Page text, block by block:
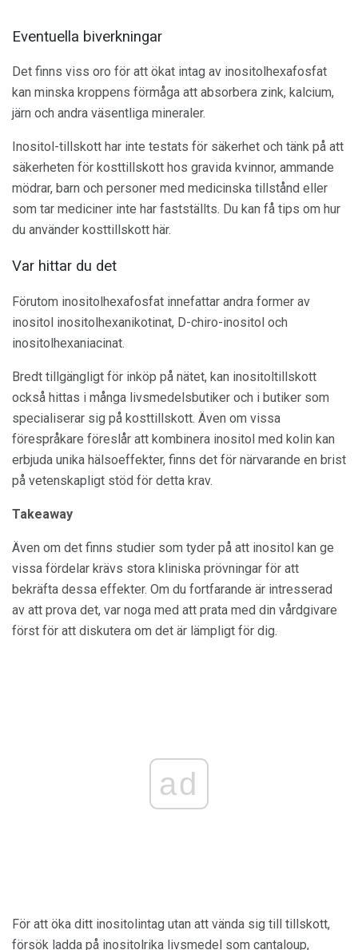
Eventuella biverkningar
Det finns viss oro för att ökat intag av inositolhexafosfat
kan minska kroppens förmåga att absorbera zink, kalcium,
järn och andra väsentliga mineraler.
Inositol-tillskott har inte testats för säkerhet och tänk på att
säkerheten för kosttillskott hos gravida kvinnor, ammande
mödrar, barn och personer med medicinska tillstånd eller
som tar mediciner inte har fastställts. Du kan få tips om hur
du använder kosttillskott här.
Var hittar du det
Förutom inositolhexafosfat innefattar andra former av
inositol inositolhexanikotinat, D-chiro-inositol och
inositolhexaniacinat.
Bredt tillgängligt för inköp på nätet, kan inositoltillskott
också hittas i många livsmedelsbutiker och i butiker som
specialiserar sig på kosttillskott. Även om vissa
förespråkare föreslår att kombinera inositol med kolin kan
erbjuda unika hälsoeffekter, finns det för närvarande en brist
på vetenskapligt stöd för detta krav.
Takeaway
Även om det finns studier som tyder på att inositol kan ge
vissa fördelar krävs stora kliniska prövningar för att
bekräfta dessa effekter. Om du fortfarande är intresserad
av att prova det, var noga med att prata med din vårdgivare
först för att diskutera om det är lämpligt för dig.
ad
För att öka ditt inositolintag utan att vända sig till tillskott,
försök ladda på inositolrika livsmedel som cantaloup,